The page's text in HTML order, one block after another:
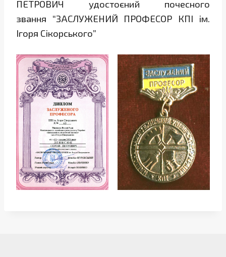
ПЕТРОВИЧ удостоєний почесного
звання “ЗАСЛУЖЕНИЙ ПРОФЕСОР КПІ ім.
Ігоря Сікорського”